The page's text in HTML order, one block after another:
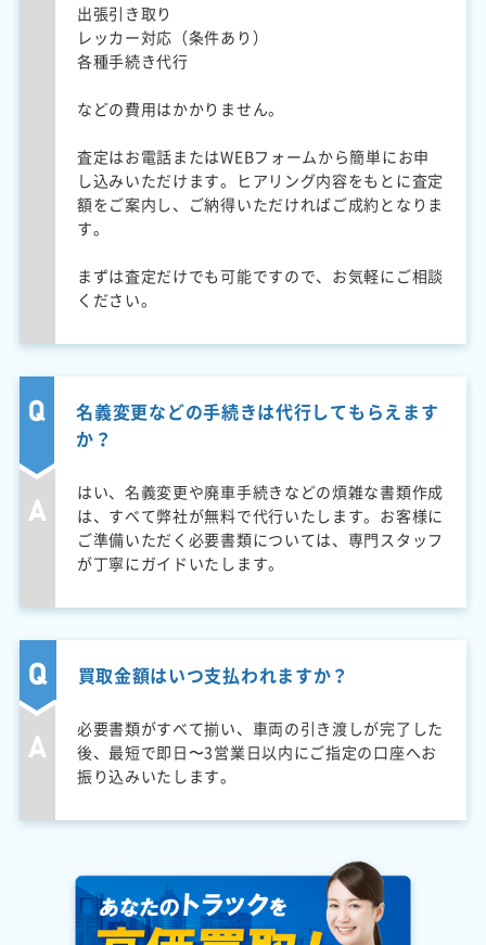
出張引き取り
レッカー対応（条件あり）
各種手続き代行
などの費用はかかりません。
査定はお電話またはWEBフォームから簡単にお申
し込みいただけます。ヒアリング内容をもとに査定
額をご案内し、ご納得いただければご成約となりま
す。
まずは査定だけでも可能ですので、お気軽にご相談
ください。
名義変更などの手続きは代行してもらえます
か？
はい、名義変更や廃車手続きなどの煩雑な書類作成
は、すべて弊社が無料で代行いたします。お客様に
ご準備いただく必要書類については、専門スタッフ
が丁寧にガイドいたします。
買取金額はいつ支払われますか？
必要書類がすべて揃い、車両の引き渡しが完了した
後、最短で即日〜3営業日以内にご指定の口座へお
振り込みいたします。